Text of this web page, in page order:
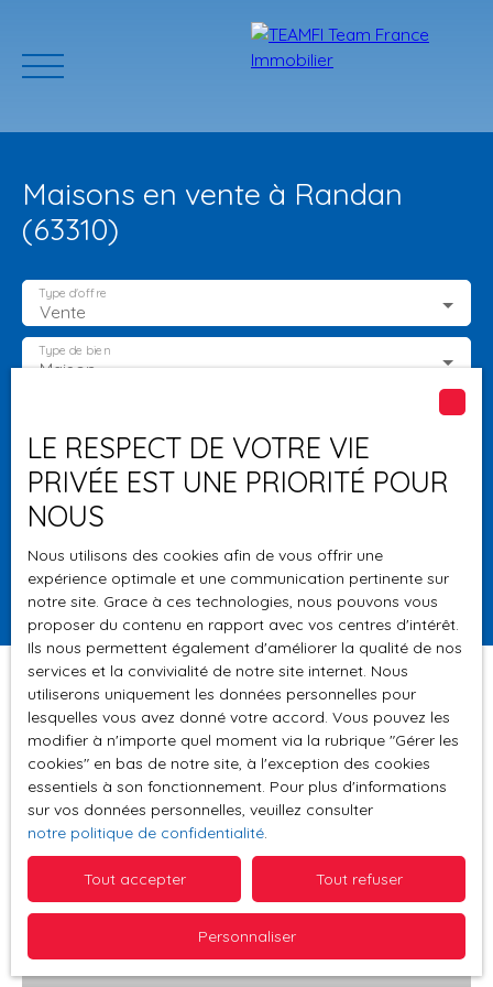
ACCUEIL PROGRAMMES
Estimation
Maisons en vente à Randan
(63310)
Vente
Type d'offre
Maison
Type de bien
Budget max (€)
Surface min (m²)
Rechercher
Pertinence
Trier par Créer une alerte
LE RESPECT DE VOTRE VIE
PRIVÉE EST UNE PRIORITÉ POUR
NOUS
Nous utilisons des cookies afin de vous offrir une
expérience optimale et une communication pertinente sur
notre site. Grace à ces technologies, nous pouvons vous
proposer du contenu en rapport avec vos centres d'intérêt.
Ils nous permettent également d'améliorer la qualité de nos
services et la convivialité de notre site internet. Nous
utiliserons uniquement les données personnelles pour
lesquelles vous avez donné votre accord. Vous pouvez les
modifier à n'importe quel moment via la rubrique ″Gérer les
cookies″ en bas de notre site, à l'exception des cookies
essentiels à son fonctionnement. Pour plus d'informations
sur vos données personnelles, veuillez consulter
notre politique de confidentialité.
Tout accepter Tout refuser
Personnaliser